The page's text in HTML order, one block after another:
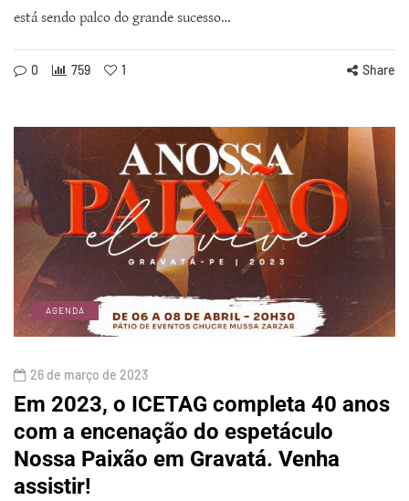
está sendo palco do grande sucesso…
0 759 1 Share
AGENDA
26 de março de 2023
Em 2023, o ICETAG completa 40 anos
com a encenação do espetáculo
Nossa Paixão em Gravatá. Venha
assistir!